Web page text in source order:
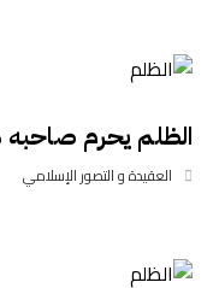
الظلم يحرم صاحبه
العقيدة و التصور الإسلامي